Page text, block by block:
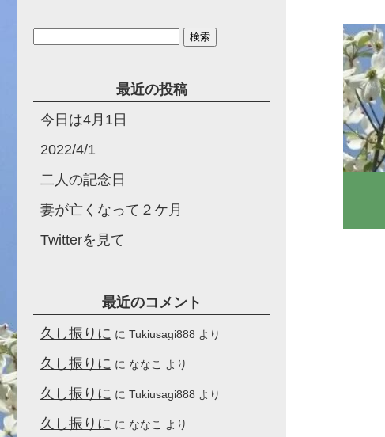
最近の投稿
今日は4月1日
2022/4/1
二人の記念日
妻が亡くなって２ケ月
Twitterを見て
最近のコメント
久し振りに に Tukiusagi888 より
久し振りに に ななこ より
久し振りに に Tukiusagi888 より
久し振りに に ななこ より